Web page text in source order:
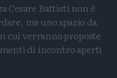
Cesare Battisti non è
ma uno spazio da
cui verranno proposte
di incontro aperti